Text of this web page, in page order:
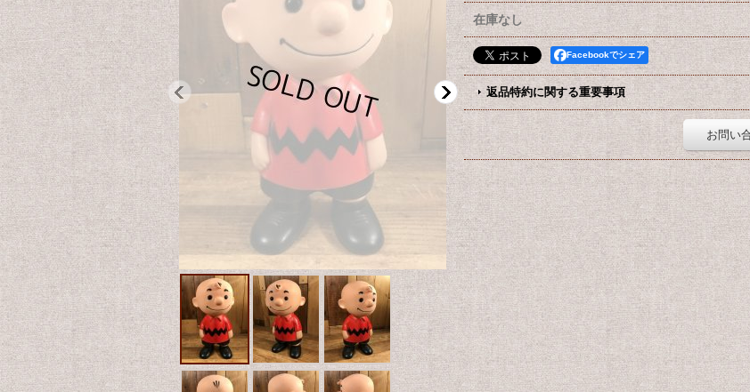
在庫なし
Facebookでシェア
返品特約に関する重要事項
お問い